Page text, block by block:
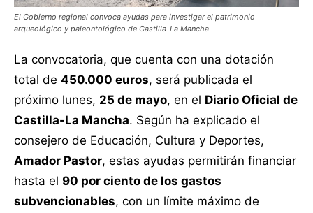
El Gobierno regional convoca ayudas para investigar el patrimonio
arqueológico y paleontológico de Castilla-La Mancha
La convocatoria, que cuenta con una dotación
total de 450.000 euros, será publicada el
próximo lunes, 25 de mayo, en el Diario Oficial de
Castilla-La Mancha. Según ha explicado el
consejero de Educación, Cultura y Deportes,
Amador Pastor, estas ayudas permitirán financiar
hasta el 90 por ciento de los gastos
subvencionables, con un límite máximo de